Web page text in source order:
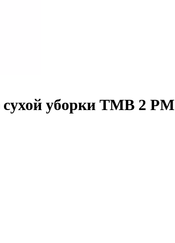
уборки TMB 2 PM